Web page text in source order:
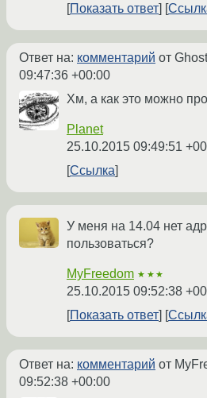
Показать ответ
Ответ на: комментарий от
09:47:36 +00:00
Хм, а как это можно
Planet
25.10.2015 09:49:51
Ссылка
У меня на 14.04 нет
пользоваться?
MyFreedom ★★★
25.10.2015 09:52:38
Показать ответ
Ответ на: комментарий от
09:52:38 +00:00